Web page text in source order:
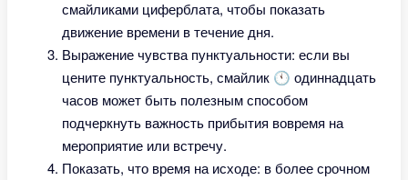
смайликами циферблата, чтобы показать
движение времени в течение дня.
Выражение чувства пунктуальности: если вы
цените пунктуальность, смайлик 🕚 одиннадцать
часов может быть полезным способом
подчеркнуть важность прибытия вовремя на
мероприятие или встречу.
Показать, что время на исходе: в более срочном